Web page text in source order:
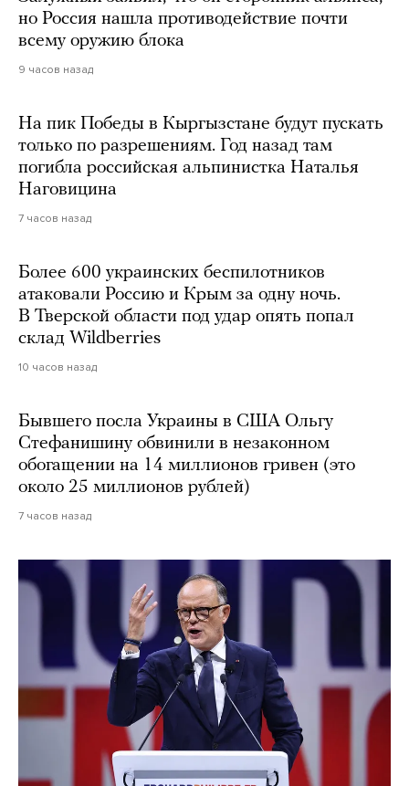
но Россия нашла противодействие почти
всему оружию блока
9 часов назад
На пик Победы в Кыргызстане будут пускать
только по разрешениям. Год назад там
погибла российская альпинистка Наталья
Наговицина
7 часов назад
Более 600 украинских беспилотников
атаковали Россию и Крым за одну ночь.
В Тверской области под удар опять попал
склад Wildberries
10 часов назад
Бывшего посла Украины в США Ольгу
Стефанишину обвинили в незаконном
обогащении на 14 миллионов гривен (это
около 25 миллионов рублей)
7 часов назад